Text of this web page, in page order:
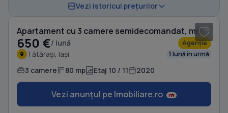
Vezi istoricul prețurilor
Apartament cu 3 camere semidecomandat, mobilat în Tătărași
650 €/ lună Agenție
Tătărași, Iași 1 lună în urmă
3 camere 80 mp Etaj 10 / 11 2020
Vezi anunțul pe Imobiliare.ro